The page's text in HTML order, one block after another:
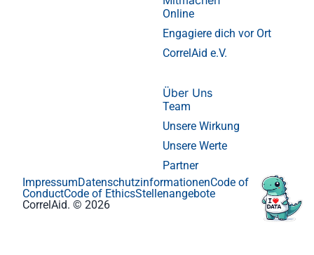
Online
Engagiere dich vor Ort
CorrelAid e.V.
Über Uns
Team
Unsere Wirkung
Unsere Werte
Partner
CorrelAid. © 2026
ImpressumDatenschutzinformationenCode of
ConductCode of EthicsStellenangebote